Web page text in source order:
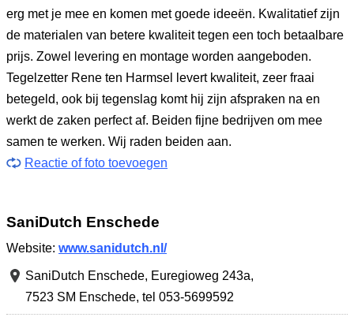
erg met je mee en komen met goede ideeën. Kwalitatief zijn
de materialen van betere kwaliteit tegen een toch betaalbare
prijs. Zowel levering en montage worden aangeboden.
Tegelzetter Rene ten Harmsel levert kwaliteit, zeer fraai
betegeld, ook bij tegenslag komt hij zijn afspraken na en
werkt de zaken perfect af. Beiden fijne bedrijven om mee
samen te werken. Wij raden beiden aan.
Reactie of foto toevoegen
SaniDutch Enschede
Website: www.sanidutch.nl/
SaniDutch Enschede, Euregioweg 243a,
7523 SM Enschede, tel 053-5699592